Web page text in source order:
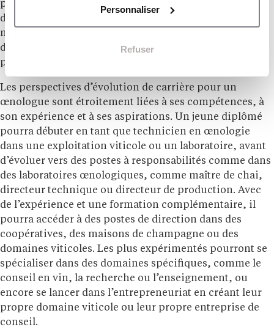
Personnaliser
Refuser
professionnels de la viticulture peuvent ainsi travailler
dans des domaines viticoles prestigieux à travers le
monde, apporter leur expertise à des projets de
développement viticole ou encore contribuer à la
promotion des vins français à l’étranger.
Les perspectives d’évolution de carrière pour un
œnologue sont étroitement liées à ses compétences, à
son expérience et à ses aspirations. Un jeune diplômé
pourra débuter en tant que technicien en œnologie
dans une exploitation viticole ou un laboratoire, avant
d’évoluer vers des postes à responsabilités comme dans
des laboratoires œnologiques, comme maître de chai,
directeur technique ou directeur de production. Avec
de l’expérience et une formation complémentaire, il
pourra accéder à des postes de direction dans des
coopératives, des maisons de champagne ou des
domaines viticoles. Les plus expérimentés pourront se
spécialiser dans des domaines spécifiques, comme le
conseil en vin, la recherche ou l’enseignement, ou
encore se lancer dans l’entrepreneuriat en créant leur
propre domaine viticole ou leur propre entreprise de
conseil.